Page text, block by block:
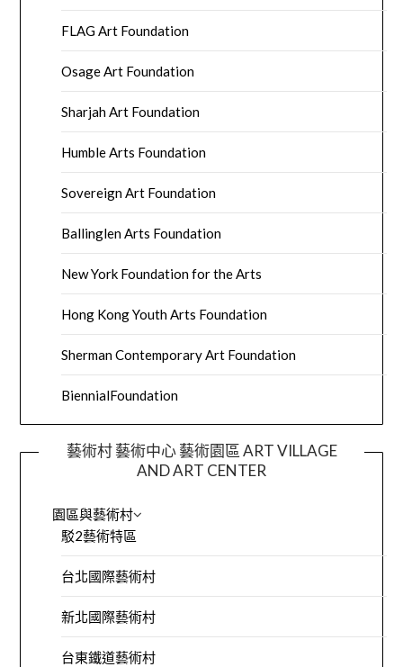
FLAG Art Foundation
Osage Art Foundation
Sharjah Art Foundation
Humble Arts Foundation
Sovereign Art Foundation
Ballinglen Arts Foundation
New York Foundation for the Arts
Hong Kong Youth Arts Foundation
Sherman Contemporary Art Foundation
BiennialFoundation
藝術村 藝術中心 藝術園區 ART VILLAGE
AND ART CENTER
園區與藝術村
駁2藝術特區
台北國際藝術村
新北國際藝術村
台東鐵道藝術村